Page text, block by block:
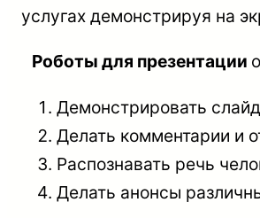
услугах демонстрируя на
Роботы для презентации
Демонстрировать
Делать комментарии и
Распознавать речь
Делать анонсы